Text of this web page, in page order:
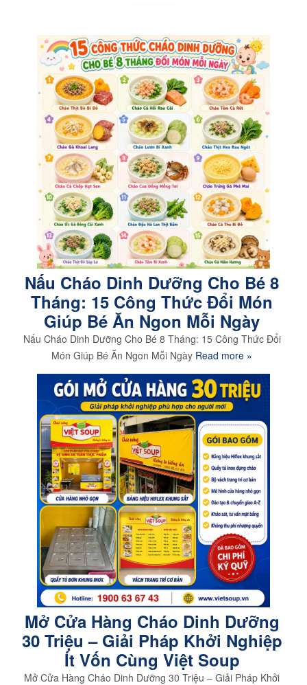
Nấu Cháo Dinh Dưỡng Cho Bé 8
Tháng: 15 Công Thức Đổi Món
Giúp Bé Ăn Ngon Mỗi Ngày
Nấu Cháo Dinh Dưỡng Cho Bé 8 Tháng: 15 Công Thức Đổi
Món Giúp Bé Ăn Ngon Mỗi Ngày Read more »
Mở Cửa Hàng Cháo Dinh Dưỡng
30 Triệu – Giải Pháp Khởi Nghiệp
Ít Vốn Cùng Việt Soup
Mở Cửa Hàng Cháo Dinh Dưỡng 30 Triệu – Giải Pháp Khởi